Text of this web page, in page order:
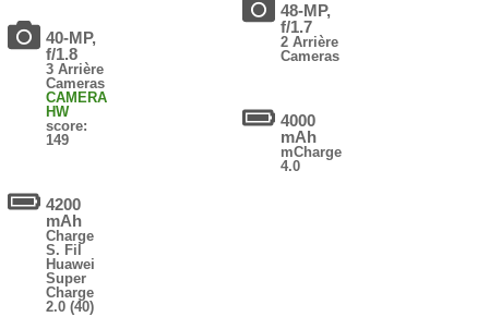
40-MP,
f/1.8
3 Arrière
Cameras
CAMERA
HW
score:
149
4200
mAh
Charge
S. Fil
Huawei
Super
Charge
2.0 (40)
48-MP,
f/1.7
2 Arrière
Cameras
4000
mAh
mCharge
4.0